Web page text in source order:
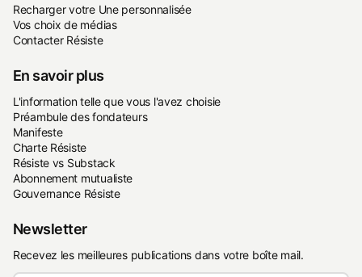
Recharger votre Une personnalisée
Vos choix de médias
Contacter Résiste
En savoir plus
L'information telle que vous l'avez choisie
Préambule des fondateurs
Manifeste
Charte Résiste
Résiste vs Substack
Abonnement mutualiste
Gouvernance Résiste
Newsletter
Recevez les meilleures publications dans votre boîte mail.